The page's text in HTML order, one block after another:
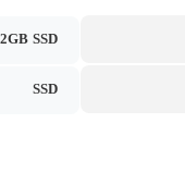
SSD
SSD